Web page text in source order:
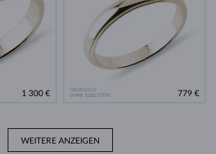
1 300 €
GELBGOLD
OHNE EDELSTEIN
779 €
WEITERE ANZEIGEN